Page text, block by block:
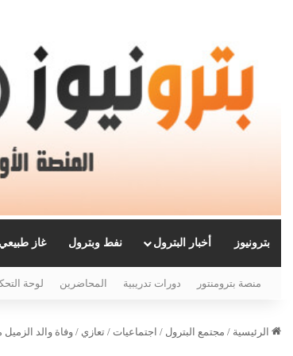
بترونيوز أخبار البترول نفط وبترول غاز طبيعي
منصة بترومنتور دورات تدريبية المحاضرين لوحة
الرئيسية / مجتمع البترول / اجتماعيات / تعازي / وفاة والد